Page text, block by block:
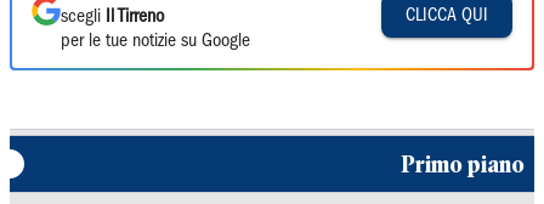
scegli
Il Tirreno
per le tue notizie su Google
CLICCA QUI
Primo piano